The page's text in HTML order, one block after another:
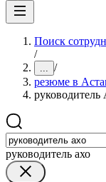
Поиск
/
... /
резюме в
руководитель ахо